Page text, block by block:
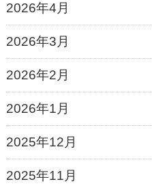
2026年4月
2026年3月
2026年2月
2026年1月
2025年12月
2025年11月